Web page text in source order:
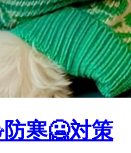
寒🥶対策